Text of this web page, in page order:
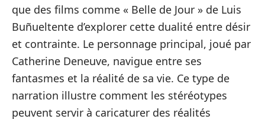
que des films comme « Belle de Jour » de Luis
Buñueltente d’explorer cette dualité entre désir
et contrainte. Le personnage principal, joué par
Catherine Deneuve, navigue entre ses
fantasmes et la réalité de sa vie. Ce type de
narration illustre comment les stéréotypes
peuvent servir à caricaturer des réalités